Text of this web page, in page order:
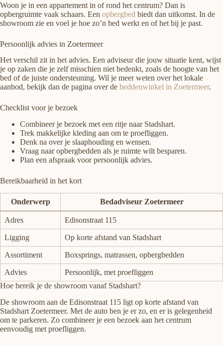
Woon je in een appartement in of rond het centrum? Dan is
opbergruimte vaak schaars. Een opbergbed biedt dan uitkomst. In de
showroom zie en voel je hoe zo’n bed werkt en of het bij je past.
Persoonlijk advies in Zoetermeer
Het verschil zit in het advies. Een adviseur die jouw situatie kent, wijst
je op zaken die je zelf misschien niet bedenkt, zoals de hoogte van het
bed of de juiste ondersteuning. Wil je meer weten over het lokale
aanbod, bekijk dan de pagina over de beddenwinkel in Zoetermeer.
Checklist voor je bezoek
Combineer je bezoek met een ritje naar Stadshart.
Trek makkelijke kleding aan om te proefliggen.
Denk na over je slaaphouding en wensen.
Vraag naar opbergbedden als je ruimte wilt besparen.
Plan een afspraak voor persoonlijk advies.
Bereikbaarheid in het kort
Onderwerp Bedadviseur Zoetermeer
Adres Edisonstraat 115
Ligging Op korte afstand van Stadshart
Assortiment Boxsprings, matrassen, opbergbedden
Advies
Persoonlijk, met proefliggen
Hoe bereik je de showroom vanaf Stadshart?
De showroom aan de Edisonstraat 115 ligt op korte afstand van
Stadshart Zoetermeer. Met de auto ben je er zo, en er is gelegenheid
om te parkeren. Zo combineer je een bezoek aan het centrum
eenvoudig met proefliggen.